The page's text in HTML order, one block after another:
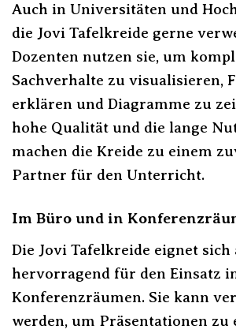
Auch in Universitäten und
die Jovi Tafelkreide gerne
Dozenten nutzen sie, um
Sachverhalte zu visualisieren,
erklären und Diagramme zu
hohe Qualität und die lange
machen die Kreide zu einem
Partner für den Unterricht.
Im Büro und in
Die Jovi Tafelkreide eignet sich
hervorragend für den Einsatz
Konferenzräumen. Sie kann
werden, um Präsentationen zu